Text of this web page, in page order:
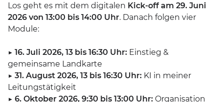
Los geht es mit dem digitalen Kick-off am 29. Juni
2026 von 13:00 bis 14:00 Uhr. Danach folgen vier
Module:
▶️ 16. Juli 2026, 13 bis 16:30 Uhr: Einstieg &
gemeinsame Landkarte
▶️ 31. August 2026, 13 bis 16:30 Uhr: KI in meiner
Leitungstätigkeit
▶️ 6. Oktober 2026, 9:30 bis 13:00 Uhr: Organisation